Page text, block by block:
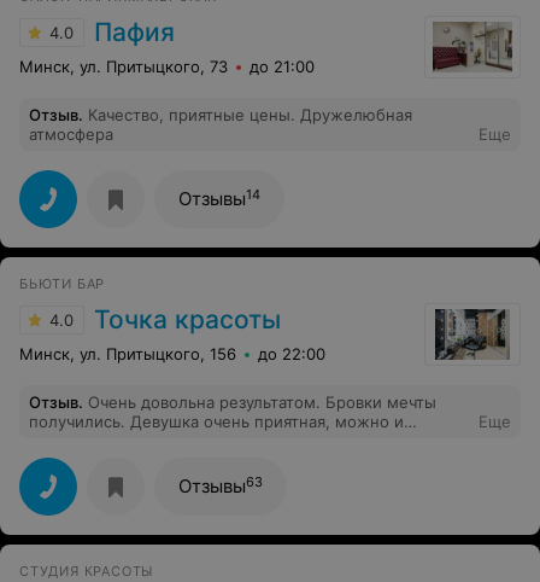
4.0 Пафия
Минск, ул. Притыцкого, 73 до 21:00
Отзыв. Качество, приятные цены. Дружелюбная
атмосфера
Еще
Отзывы14
БЬЮТИ БАР
4.0 Точка красоты
Минск, ул. Притыцкого, 156 до 22:00
Отзыв. Очень довольна результатом. Бровки мечты
получились. Девушка очень приятная, можно и
работы, комфортно. Хожу уже не первый раз. Золотые
руки у этого мастера. Спасибо большое
Еще
Отзывы63
СТУДИЯ КРАСОТЫ